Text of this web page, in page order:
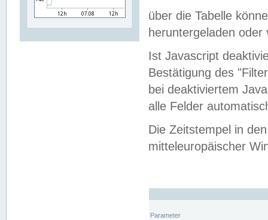
über die Tabelle
heruntergeladen oder
Ist Javascript
Bestätigung des
bei deaktiviertem
alle Felder
Die Zeitstempel in
mitteleuropäischer
Parameter